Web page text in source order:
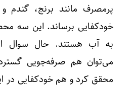
پرمصرف مانند برنج، گندم
خودکفایی برساند. این سه
به آب هستند. حال سوال
می‌توان هم صرفه‌جویی
محقق کرد و هم خودکفایی در